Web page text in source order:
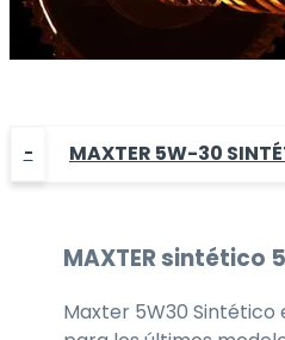
MAXTER 5W-30
MAXTERsintético
Maxter 5W30